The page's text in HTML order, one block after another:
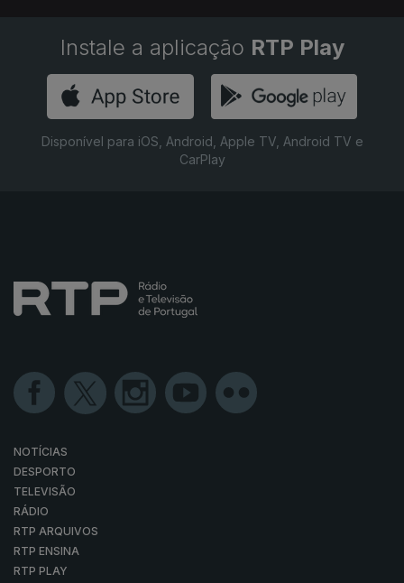
Instale a aplicação RTP Play
Disponível para iOS, Android, Apple TV, Android TV e
CarPlay
NOTÍCIAS
DESPORTO
TELEVISÃO
RÁDIO
RTP ARQUIVOS
RTP ENSINA
RTP PLAY